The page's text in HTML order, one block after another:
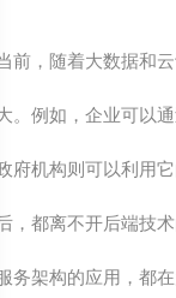
前，随着大数据和
。例如，企业可以
府机构则可以利用
，都离不开后端技
务架构的应用，都